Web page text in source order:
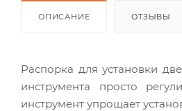
ОПИСАНИЕ ОТЗЫВЫ
Распорка для установки
инструмента просто
инструмент упрощает